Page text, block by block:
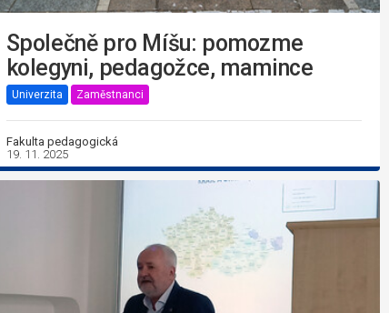
Společně pro Míšu: pomozme
kolegyni, pedagožce, mamince
Univerzita Zaměstnanci
Fakulta pedagogická
19. 11. 2025